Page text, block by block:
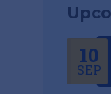
10
SEP